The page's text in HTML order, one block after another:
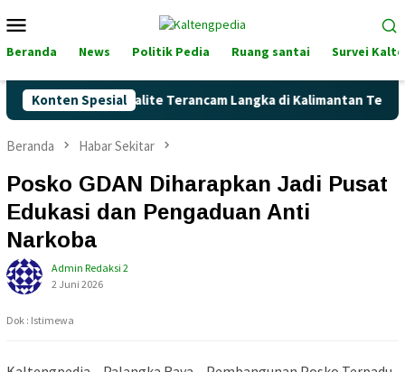
ke
kontenMobile
Beranda News Politik Pedia Ruang santai Survei
Konten Spesial
Akankah Pertalite Terancam Langka di Kalimantan Tengah?
Beranda Habar Sekitar
Posko GDAN Diharapkan Jadi Pusat
Edukasi dan Pengaduan Anti
Narkoba
Admin Redaksi 2
2 Juni 2026
Dok : Istimewa